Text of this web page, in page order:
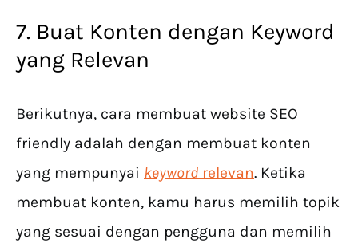
7. Buat Konten dengan Keyword
yang Relevan
Berikutnya, cara membuat website SEO
friendly adalah dengan membuat konten
yang mempunyai keyword relevan. Ketika
membuat konten, kamu harus memilih topik
yang sesuai dengan pengguna dan memilih